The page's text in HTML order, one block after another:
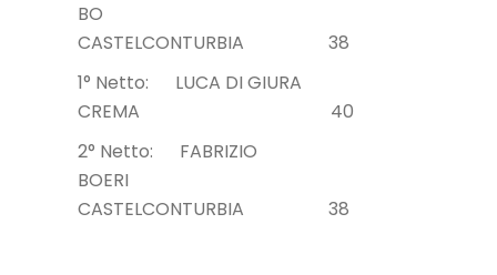
BO
CASTELCONTURBIA 38
1° Netto: LUCA DI GIURA
CREMA 40
2° Netto: FABRIZIO
BOERI
CASTELCONTURBIA 38